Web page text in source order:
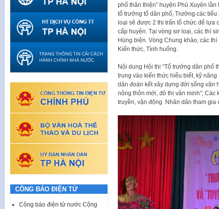
phố thân thiện” huyện Phú Xuyên
tổ trưởng tổ dân phố, Trưởng các
loại sẽ được 2 thị trấn tổ chức để lựa
cấp huyện. Tại vòng sơ loại, các thí
Hùng biện. Vòng Chung khảo, các
Kiến thức, Tình huống.
Nội dung Hội thi “Tổ trưởng dân phố
trung vào kiến thức hiểu biết, kỹ
dân đoàn kết xây dựng đời sống văn
nông thôn mới, đô thị văn minh”;
truyền, vận động Nhân dân tham
CÔNG BÁO ĐIỆN TỬ
Công báo điện tử nước Cộng